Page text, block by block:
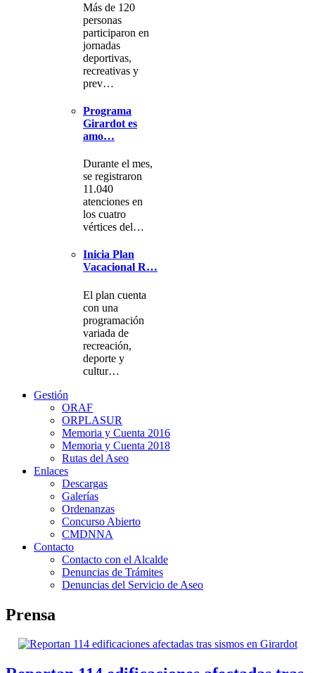
Más de 120
personas
participaron en
jornadas
deportivas,
recreativas y
prev…
Programa
Girardot es
amo…
Durante el mes,
se registraron
11.040
atenciones en
los cuatro
vértices del…
Inicia Plan
Vacacional R…
El plan cuenta
con una
programación
variada de
recreación,
deporte y
cultur…
Gestión
ORAF
ORPLASUR
Memoria y Cuenta 2016
Memoria y Cuenta 2018
Rutas del Aseo
Enlaces
Descargas
Galerías
Ordenanzas
Concurso Abierto
CMDNNA
Contacto
Contacto con el Alcalde
Denuncias de Trámites
Denuncias del Servicio de Aseo
Prensa